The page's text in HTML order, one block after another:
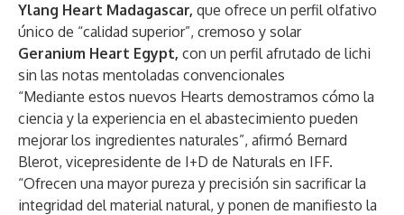
Ylang Heart Madagascar, que ofrece un perfil olfativo
único de “calidad superior”, cremoso y solar
Geranium Heart Egypt, con un perfil afrutado de lichi
sin las notas mentoladas convencionales
“Mediante estos nuevos Hearts demostramos cómo la
ciencia y la experiencia en el abastecimiento pueden
mejorar los ingredientes naturales”, afirmó Bernard
Blerot, vicepresidente de I+D de Naturals en IFF.
“Ofrecen una mayor pureza y precisión sin sacrificar la
integridad del material natural, y ponen de manifiesto la